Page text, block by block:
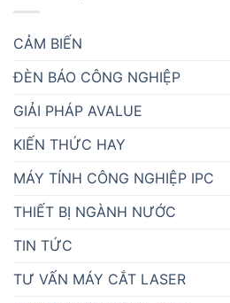
CẢM BIẾN
ĐÈN BÁO CÔNG NGHIỆP
GIẢI PHÁP AVALUE
KIẾN THỨC HAY
MÁY TÍNH CÔNG NGHIỆP IPC
THIẾT BỊ NGÀNH NƯỚC
TIN TỨC
TƯ VẤN MÁY CẮT LASER